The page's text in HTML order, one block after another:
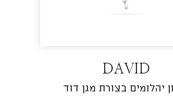
DAVID
יהלומים בצורת מגן דוד